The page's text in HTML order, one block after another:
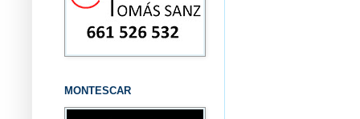
MONTESCAR